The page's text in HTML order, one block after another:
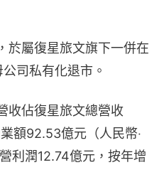
於屬復星旅文旗下一併在
司私有化退市。
收佔復星旅文總營收
額92.53億元（人民幣‧
利潤12.74億元，按年增